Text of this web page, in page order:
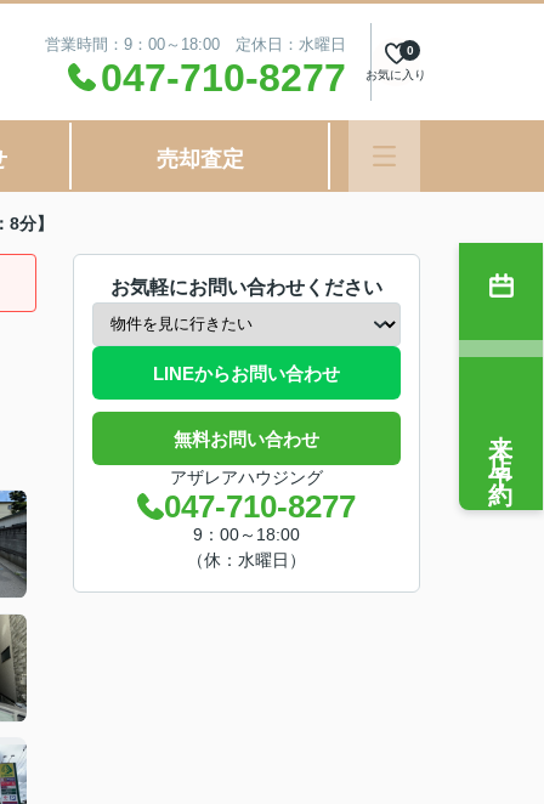
営業時間：9：00～18:00 定休日：水曜日
047-710-8277 お気に入り
0
売却査定
分】
お気軽にお問い合わせください
LINEからお問い合わせ
無料お問い合わせ
アザレアハウジング
047-710-8277
9：00～18:00
（休：水曜日）
来店予約